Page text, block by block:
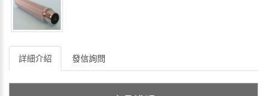
詳細介紹 發信詢問